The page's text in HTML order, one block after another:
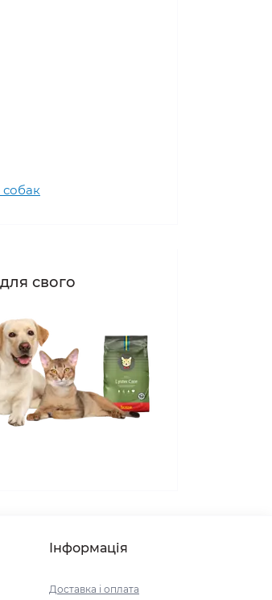
свого
Інформація
Доставка і оплата